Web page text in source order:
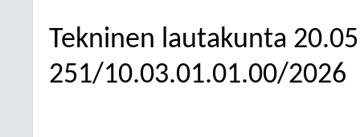
Tekninen lautakunta
251/10.03.01.01.00/2026